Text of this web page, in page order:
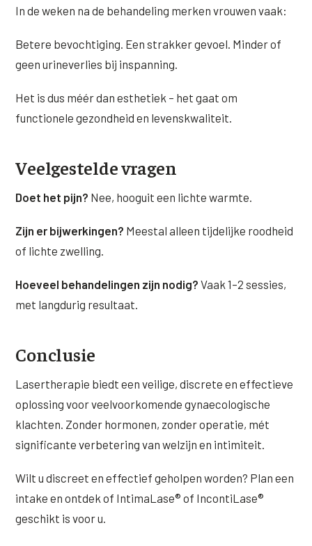
In de weken na de behandeling merken vrouwen vaak:
Betere bevochtiging. Een strakker gevoel. Minder of
geen urineverlies bij inspanning.
Het is dus méér dan esthetiek – het gaat om
functionele gezondheid en levenskwaliteit.
Veelgestelde vragen
Doet het pijn? Nee, hooguit een lichte warmte.
Zijn er bijwerkingen? Meestal alleen tijdelijke roodheid
of lichte zwelling.
Hoeveel behandelingen zijn nodig? Vaak 1–2 sessies,
met langdurig resultaat.
Conclusie
Lasertherapie biedt een veilige, discrete en effectieve
oplossing voor veelvoorkomende gynaecologische
klachten. Zonder hormonen, zonder operatie, mét
significante verbetering van welzijn en intimiteit.
Wilt u discreet en effectief geholpen worden? Plan een
intake en ontdek of IntimaLase® of IncontiLase®
geschikt is voor u.